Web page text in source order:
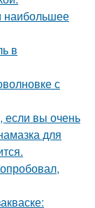
наибольшее
в
с
если вы очень
для